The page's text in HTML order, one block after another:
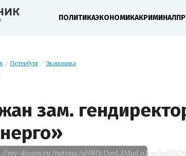
ПОЛИТИКАЭКОНОМИКАКРИМИНАЛ
/ Петербург / Экономика
зам.
my-disain.ru/outimg/